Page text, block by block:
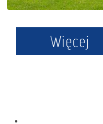
Więcej